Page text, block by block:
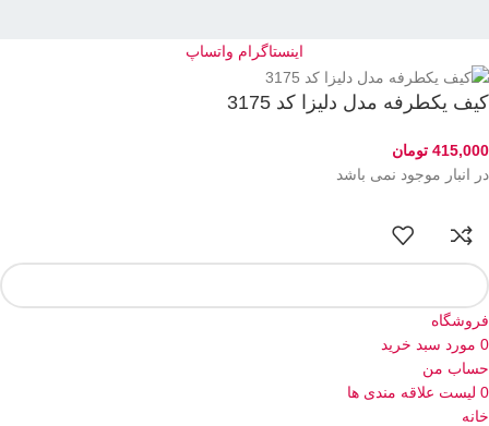
اینستاگرام واتساپ
کیف یکطرفه مدل دلیزا کد 3175
415,000 تومان
در انبار موجود نمی باشد
فروشگاه
0 مورد سبد خرید
حساب من
0 لیست علاقه مندی ها
خانه